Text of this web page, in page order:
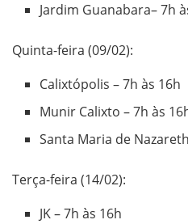
Jardim Guanabara– 7h
Quinta-feira (09/02):
Calixtópolis – 7h às 16h
Munir Calixto – 7h às
Santa Maria de
Terça-feira (14/02):
JK – 7h às 16h